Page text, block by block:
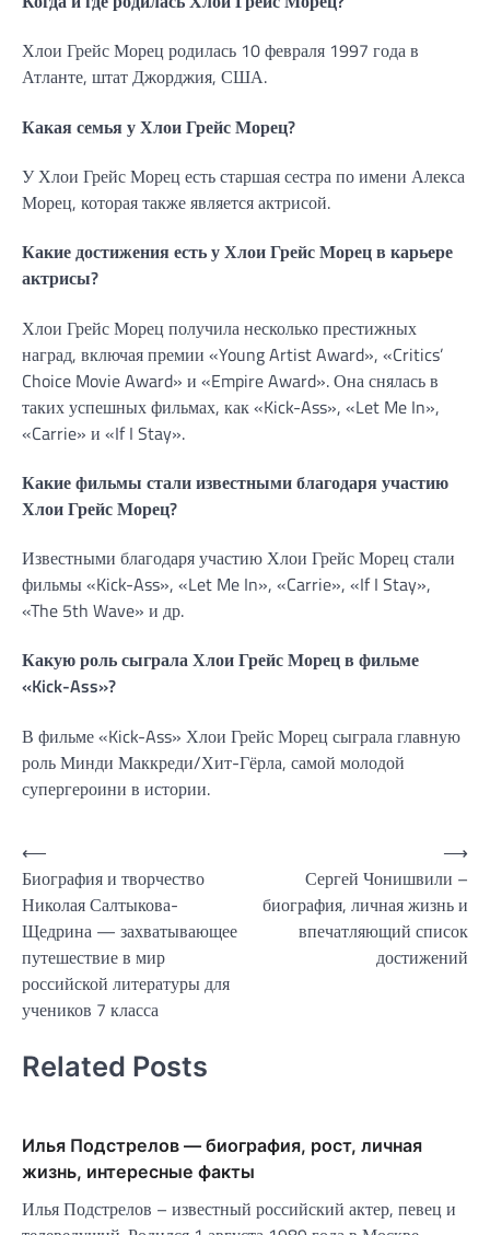
Хлои Грейс Морец родилась 10 февраля 1997 года в
Атланте, штат Джорджия, США.
Какая семья у Хлои Грейс Морец?
У Хлои Грейс Морец есть старшая сестра по имени Алекса
Морец, которая также является актрисой.
Какие достижения есть у Хлои Грейс Морец в карьере
актрисы?
Хлои Грейс Морец получила несколько престижных
наград, включая премии «Young Artist Award», «Critics’
Choice Movie Award» и «Empire Award». Она снялась в
таких успешных фильмах, как «Kick-Ass», «Let Me In»,
«Carrie» и «If I Stay».
Какие фильмы стали известными благодаря участию
Хлои Грейс Морец?
Известными благодаря участию Хлои Грейс Морец стали
фильмы «Kick-Ass», «Let Me In», «Carrie», «If I Stay»,
«The 5th Wave» и др.
Какую роль сыграла Хлои Грейс Морец в фильме
«Kick-Ass»?
В фильме «Kick-Ass» Хлои Грейс Морец сыграла главную
роль Минди Маккреди/Хит-Гёрла, самой молодой
супергероини в истории.
Навигация
по
записям
⟵
Биография и творчество
Николая Салтыкова-
Щедрина — захватывающее
путешествие в мир
российской литературы для
учеников 7 класса
Сергей Чонишвили –
биография, личная жизнь и
впечатляющий список
достижений
⟶
Related Posts
Илья Подстрелов — биография, рост, личная
жизнь, интересные факты
Илья Подстрелов – известный российский актер, певец и